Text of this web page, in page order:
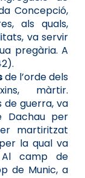
Concepció,
als quals,
va servir
pregària. A
de l’orde dels
màrtir.
de guerra, va
per
martiritzat
la qual va
camp de
de Munic, a